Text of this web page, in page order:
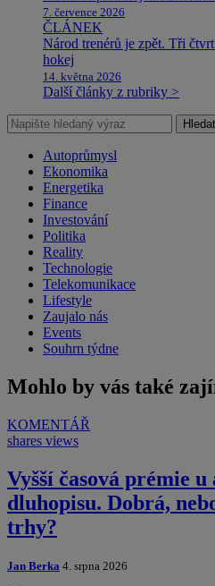
7. července 2026
ČLÁNEK
Národ trenérů je zpět. Tři
hokej
14. května 2026
Další články z rubriky >
Hledat
Autoprůmysl
Ekonomika
Energetika
Finance
Investování
Politika
Reality
Technologie
Telekomunikace
Lifestyle
Zaujalo nás
Events
Souhrn týdne
Mohlo by vás také
KOMENTÁŘ
shares views
Vyšší časová prémie
dluhopisu. Dobrá,
trhy?
Jan Berka 4. srpna 2026